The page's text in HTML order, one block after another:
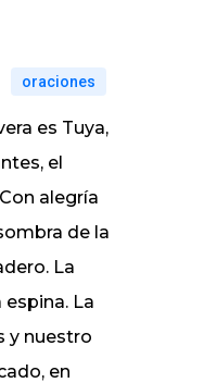
oraciones
es Tuya,
el
alegría
de la
La
La
y nuestro
en